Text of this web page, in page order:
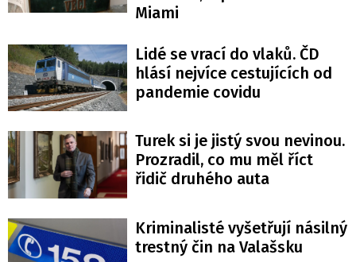
Miami
Lidé se vrací do vlaků. ČD
hlásí nejvíce cestujících od
pandemie covidu
Turek si je jistý svou nevinou.
Prozradil, co mu měl říct
řidič druhého auta
Kriminalisté vyšetřují násilný
trestný čin na Valašsku